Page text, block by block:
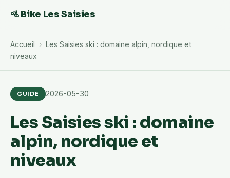
🚵 Bike Les Saisies
Accueil › Les Saisies ski : domaine alpin, nordique et
niveaux
GUIDE 2026-05-30
Les Saisies ski : domaine
alpin, nordique et
niveaux